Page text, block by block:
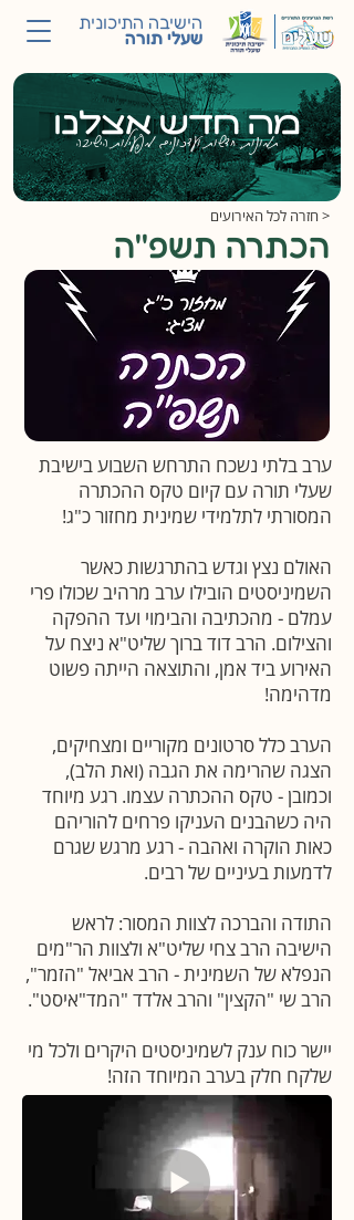
הישיבה התיכונית
שעלי תורה
מה חדש אצלנו
תמונות, חדשות ועדכונים מפעילות הישיבה
< חזרה לכל האירועים
הכתרה תשפ''ה
ערב בלתי נשכח התרחש השבוע בישיבת
שעלי תורה עם קיום טקס ההכתרה
המסורתי לתלמידי שמינית מחזור כ"ג!
האולם נצץ וגדש בהתרגשות כאשר
השמיניסטים הובילו ערב מרהיב שכולו פרי
עמלם - מהכתיבה והבימוי ועד ההפקה
והצילום. הרב דוד ברוך שליט"א ניצח על
האירוע ביד אמן, והתוצאה הייתה פשוט
מדהימה!
הערב כלל סרטונים מקוריים ומצחיקים,
הצגה שהרימה את הגבה (ואת הלב),
וכמובן - טקס ההכתרה עצמו. רגע מיוחד
היה כשהבנים העניקו פרחים להוריהם
כאות הוקרה ואהבה - רגע מרגש שגרם
לדמעות בעיניים של רבים.
התודה והברכה לצוות המסור: לראש
הישיבה הרב צחי שליט"א ולצוות הר"מים
הנפלא של השמינית - הרב אביאל "הזמר",
הרב שי "הקצין" והרב אלדד "המד"איסט".
יישר כוח ענק לשמיניסטים היקרים ולכל מי
שלקח חלק בערב המיוחד הזה!